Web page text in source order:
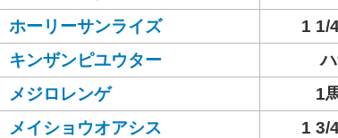
ホーリーサンライズ
1 1/
キンザンピユウター
メジロレンゲ
1
メイショウオアシス
1 3/